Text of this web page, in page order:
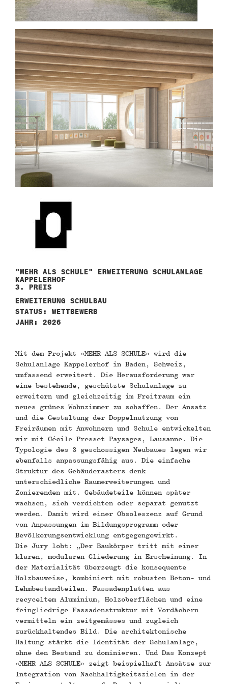
"MEHR ALS SCHULE" ERWEITERUNG SCHULANLAGE
KAPPELERHOF
3. PREIS
ERWEITERUNG SCHULBAU
STATUS: WETTBEWERB
JAHR: 2026
Mit dem Projekt «MEHR ALS SCHULE» wird die
Schulanlage Kappelerhof in Baden, Schweiz,
umfassend erweitert. Die Herausforderung war
eine bestehende, geschützte Schulanlage zu
erweitern und gleichzeitig im Freitraum ein
neues grünes Wohnzimmer zu schaffen. Der Ansatz
und die Gestaltung der Doppelnutzung von
Freiräumen mit Anwohnern und Schule entwickelten
wir mit Cécile Presset Paysages, Lausanne. Die
Typologie des 3 geschossigen Neubaues legen wir
ebenfalls anpassungsfähig aus. Die einfache
Struktur des Gebäuderasters denk
unterschiedliche Raumerweiterungen und
Zonierenden mit. Gebäudeteile können später
wachsen, sich verdichten oder separat genutzt
werden. Damit wird einer Obsoleszenz auf Grund
von Anpassungen im Bildungsprogramm oder
Bevölkerungsentwicklung entgegengewirkt.
Die Jury lobt: „Der Baukörper tritt mit einer
klaren, modularen Gliederung in Erscheinung. In
der Materialität überzeugt die konsequente
Holzbauweise, kombiniert mit robusten Beton- und
Lehmbestandteilen. Fassadenplatten aus
recyceltem Aluminium, Holzoberflächen und eine
feingliedrige Fassadenstruktur mit Vordächern
vermitteln ein zeitgemässes und zugleich
zurückhaltendes Bild. Die architektonische
Haltung stärkt die Identität der Schulanlage,
ohne den Bestand zu dominieren. Und Das Konzept
«MEHR ALS SCHULE» zeigt beispielhaft Ansätze zur
Integration von Nachhaltigkeitszielen in der